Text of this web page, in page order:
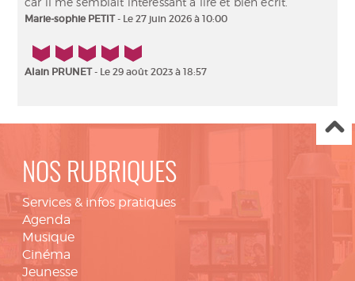
Marie-sophie PETIT- Le 27 juin 2026 à 10:00
5/5
Alain PRUNET- Le 29 août 2023 à 18:57
NOS RUBRIQUES
Services & infos pratiques
Agenda
Musique
Cinéma
Jeunesse